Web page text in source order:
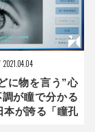
2021.04.04
に物を言う”心
が瞳で分かる
本が誇る「瞳孔